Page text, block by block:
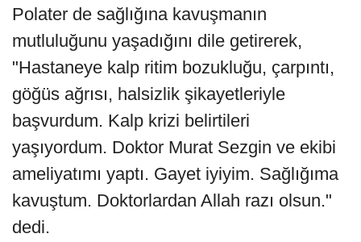
Polater de sağlığına kavuşmanın
mutluluğunu yaşadığını dile getirerek,
"Hastaneye kalp ritim bozukluğu, çarpıntı,
göğüs ağrısı, halsizlik şikayetleriyle
başvurdum. Kalp krizi belirtileri
yaşıyordum. Doktor Murat Sezgin ve ekibi
ameliyatımı yaptı. Gayet iyiyim. Sağlığıma
kavuştum. Doktorlardan Allah razı olsun."
dedi.